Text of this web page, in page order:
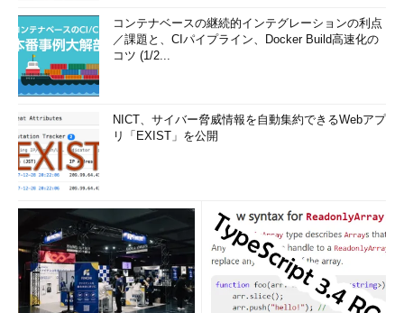
コンテナベースの継続的インテグレーションの利点
／課題と、CIパイプライン、Docker Build高速化の
コツ (1/2...
NICT、サイバー脅威情報を自動集約できるWebアプ
リ「EXIST」を公開